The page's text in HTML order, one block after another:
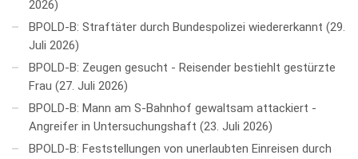
2026
BPOLD-B: Straftäter durch Bundespolizei wiedererkannt
29.
Juli 2026
BPOLD-B: Zeugen gesucht - Reisender bestiehlt gestürzte
Frau
27. Juli 2026
BPOLD-B: Mann am S-Bahnhof gewaltsam attackiert -
Angreifer in Untersuchungshaft
23. Juli 2026
BPOLD-B: Feststellungen von unerlaubten Einreisen durch